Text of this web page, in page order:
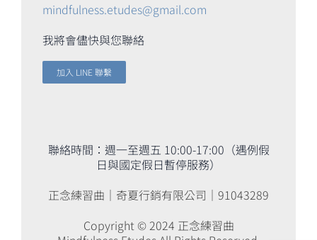
mindfulness.etudes@gmail.com
我將會儘快與您聯絡
加入 LINE 聯繫
聯絡時間：週一至週五 10:00-17:00（遇例假
日與國定假日暫停服務）
正念練習曲｜奇夏行銷有限公司｜91043289
Copyright © 2024 正念練習曲